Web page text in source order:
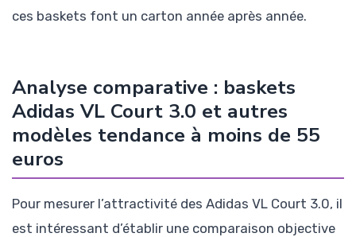
ces baskets font un carton année après année.
Analyse comparative : baskets
Adidas VL Court 3.0 et autres
modèles tendance à moins de 55
euros
Pour mesurer l’attractivité des Adidas VL Court 3.0, il
est intéressant d’établir une comparaison objective